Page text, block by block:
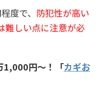
度で、 防犯性が高い
難しい点に注意が必
1,000円〜！「カギお